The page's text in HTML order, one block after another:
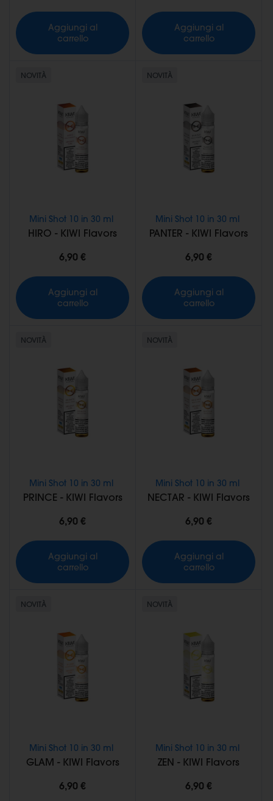
Aggiungi al
carrello
Aggiungi al
carrello
NOVITÀ
Mini Shot 10 in 30 ml
HIRO - KIWI Flavors
6,90 €
Aggiungi al
carrello
NOVITÀ
Mini Shot 10 in 30 ml
PANTER - KIWI Flavors
6,90 €
Aggiungi al
carrello
NOVITÀ
Mini Shot 10 in 30 ml
PRINCE - KIWI Flavors
6,90 €
Aggiungi al
carrello
NOVITÀ
Mini Shot 10 in 30 ml
NECTAR - KIWI Flavors
6,90 €
Aggiungi al
carrello
NOVITÀ
Mini Shot 10 in 30 ml
GLAM - KIWI Flavors
6,90 €
NOVITÀ
Mini Shot 10 in 30 ml
ZEN - KIWI Flavors
6,90 €